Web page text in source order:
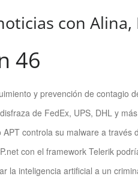
con
46
y prevención de contagio
de FedEx, UPS, DHL y
controla su malware a través
con el framework Telerik
la inteligencia artificial a un